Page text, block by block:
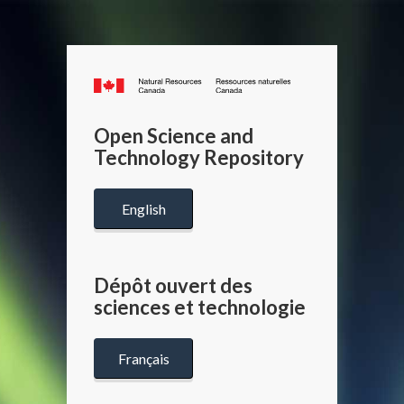
Canada.ca
/
Canada
Open Science and
Technology Repository
English
Dépôt ouvert des
sciences et technologie
Français